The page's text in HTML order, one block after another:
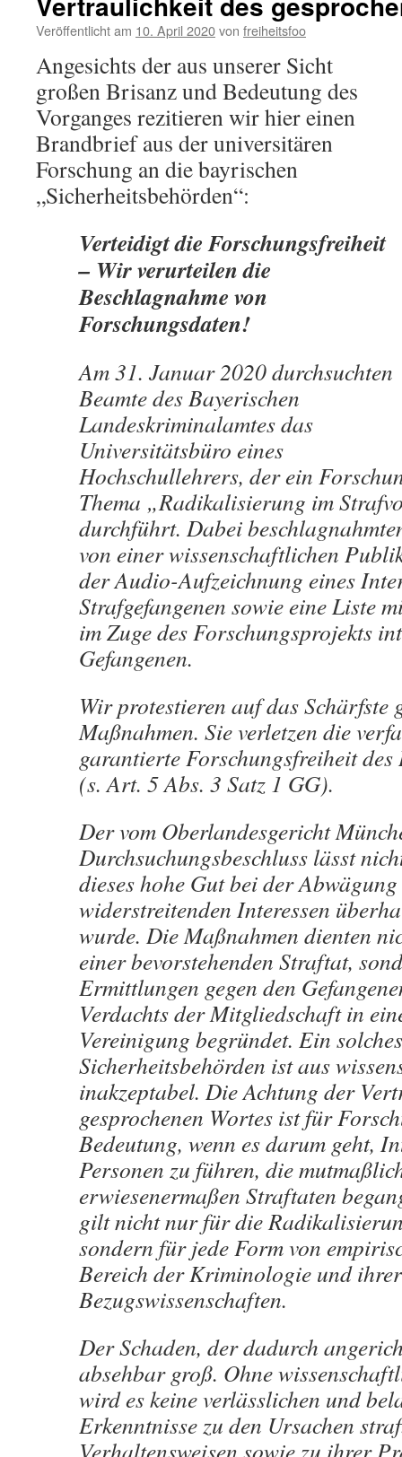
Veröffentlicht am 10. April 2020von freiheitsfoo
Angesichts der aus unserer Sicht
großen Brisanz und Bedeutung des
Vorganges rezitieren wir hier einen
Brandbrief aus der universitären
Forschung an die bayrischen
„Sicherheitsbehörden“:
Verteidigt die Forschungsfreiheit
– Wir verurteilen die
Beschlagnahme von
Forschungsdaten!
Am 31. Januar 2020 durchsuchten
Beamte des Bayerischen
Landeskriminalamtes das
Universitätsbüro eines
Hochschullehrers, der ein
Thema „Radikalisierung im
durchführt. Dabei
von einer wissenschaftlichen
der Audio-Aufzeichnung eines
Strafgefangenen sowie eine Liste
im Zuge des Forschungsprojekts
Gefangenen.
Wir protestieren auf das Schärfste
Maßnahmen. Sie verletzen die
garantierte Forschungsfreiheit
(s. Art. 5 Abs. 3 Satz 1 GG).
Der vom Oberlandesgericht
Durchsuchungsbeschluss lässt
dieses hohe Gut bei der
widerstreitenden Interessen
wurde. Die Maßnahmen dienten
einer bevorstehenden Straftat,
Ermittlungen gegen den
Verdachts der Mitgliedschaft in
Vereinigung begründet. Ein
Sicherheitsbehörden ist aus
inakzeptabel. Die Achtung der
gesprochenen Wortes ist für
Bedeutung, wenn es darum geht,
Personen zu führen, die
erwiesenermaßen Straftaten
gilt nicht nur für die
sondern für jede Form von
Bereich der Kriminologie und ihrer
Bezugswissenschaften.
Der Schaden, der dadurch
absehbar groß. Ohne
wird es keine verlässlichen und
Erkenntnisse zu den Ursachen
Verhaltensweisen sowie zu ihrer